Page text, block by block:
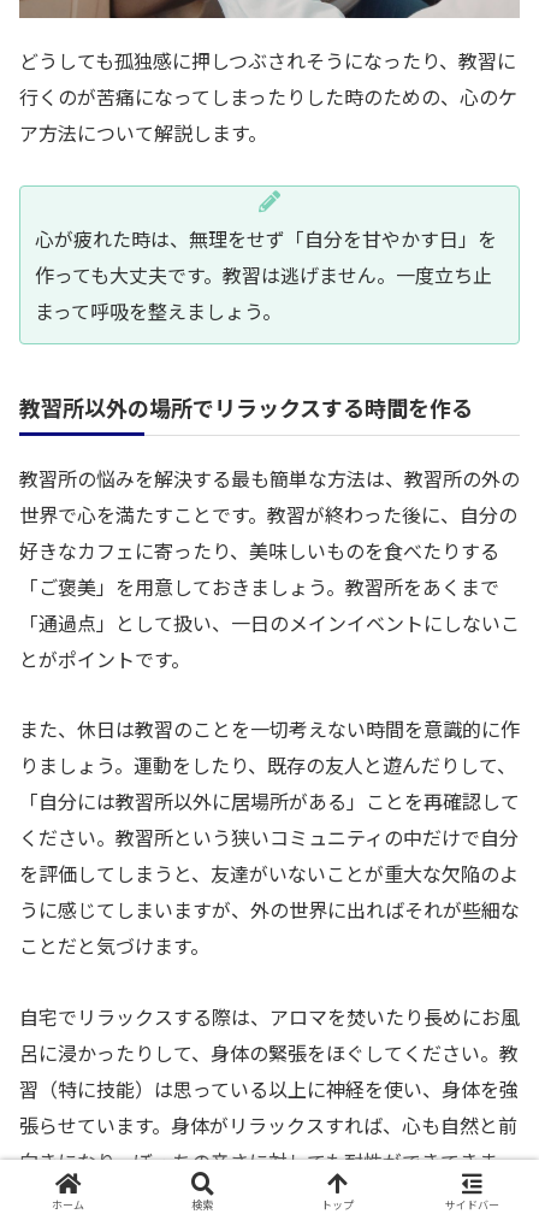
どうしても孤独感に押しつぶされそうになったり、教習に
行くのが苦痛になってしまったりした時のための、心のケ
ア方法について解説します。
心が疲れた時は、無理をせず「自分を甘やかす日」を
作っても大丈夫です。教習は逃げません。一度立ち止
まって呼吸を整えましょう。
教習所以外の場所でリラックスする時間を作る
教習所の悩みを解決する最も簡単な方法は、教習所の外の
世界で心を満たすことです。教習が終わった後に、自分の
好きなカフェに寄ったり、美味しいものを食べたりする
「ご褒美」を用意しておきましょう。教習所をあくまで
「通過点」として扱い、一日のメインイベントにしないこ
とがポイントです。
また、休日は教習のことを一切考えない時間を意識的に作
りましょう。運動をしたり、既存の友人と遊んだりして、
「自分には教習所以外に居場所がある」ことを再確認して
ください。教習所という狭いコミュニティの中だけで自分
を評価してしまうと、友達がいないことが重大な欠陥のよ
うに感じてしまいますが、外の世界に出ればそれが些細な
ことだと気づけます。
自宅でリラックスする際は、アロマを焚いたり長めにお風
呂に浸かったりして、身体の緊張をほぐしてください。教
習（特に技能）は思っている以上に神経を使い、身体を強
張らせています。身体がリラックスすれば、心も自然と前
向きになり、ぼっちの辛さに対しても耐性ができてきま
す。ホーム 検索 トップ サイドバー